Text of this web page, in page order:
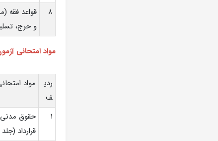
۸
قواعد فقه
و حرج،
مواد امتحانی
ردی
ف
مواد
۱
قرارداد (جلد ۱ و ۲ ))